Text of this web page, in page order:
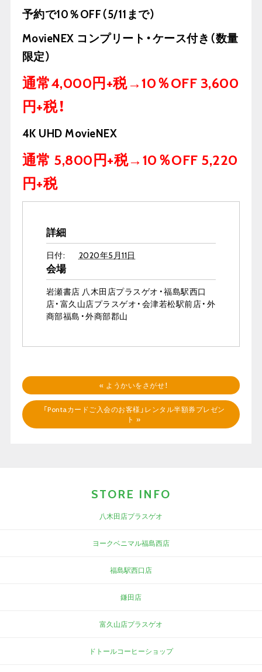
予約で10％OFF（5/11まで）
MovieNEX コンプリート・ケース付き（数量
限定）
通常4,000円+税→10％OFF 3,600
円+税！
4K UHD MovieNEX
通常 5,800円+税→10％OFF 5,220
円+税
詳細
日付: 2020年5月11日
会場
岩瀬書店 八木田店プラスゲオ・福島駅西口
店・富久山店プラスゲオ・会津若松駅前店・外
商部福島・外商部郡山
« ようかいをさがせ！
「Pontaカードご入会のお客様」レンタル半額券プレゼン
ト»
STORE INFO
八木田店プラスゲオ
ヨークベニマル福島西店
福島駅西口店
鎌田店
富久山店プラスゲオ
ドトールコーヒーショップ